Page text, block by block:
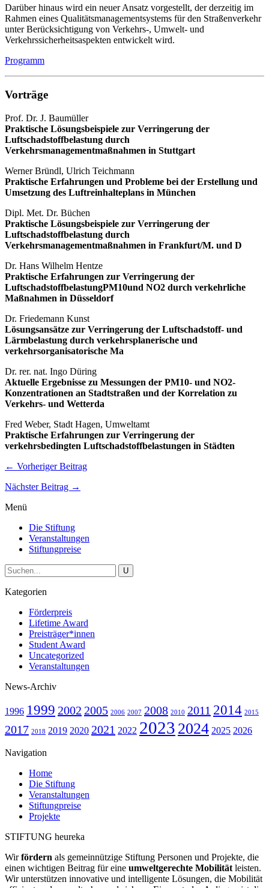
Darüber hinaus wird ein neuer Ansatz vorgestellt, der derzeitig im
Rahmen eines Qualitätsmanagementsystems für den Straßenverkehr
unter Berücksichtigung von Verkehrs-, Umwelt- und
Verkehrssicherheitsaspekten entwickelt wird.
Programm
Vorträge
Prof. Dr. J. Baumüller
Praktische Lösungsbeispiele zur Verringerung der
Luftschadstoffbelastung durch
Verkehrsmanagementmaßnahmen in Stuttgart
Werner Bründl, Ulrich Teichmann
Praktische Erfahrungen und Probleme bei der Erstellung und
Umsetzung des Luftreinhalteplans in München
Dipl. Met. Dr. Büchen
Praktische Lösungsbeispiele zur Verringerung der
Luftschadstoffbelastung durch
Verkehrsmanagementmaßnahmen in Frankfurt/M. und D
Dr. Hans Wilhelm Hentze
Praktische Erfahrungen zur Verringerung der
LuftschadstoffbelastungPM10und NO2 durch verkehrliche
Maßnahmen in Düsseldorf
Dr. Friedemann Kunst
Lösungsansätze zur Verringerung der Luftschadstoff- und
Lärmbelastung durch verkehrsplanerische und
verkehrsorganisatorische Ma
Dr. rer. nat. Ingo Düring
Aktuelle Ergebnisse zu Messungen der PM10- und NO2-
Konzentrationen an Stadtstraßen und der Korrelation zu
Verkehrs- und Wetterda
Fred Weber, Stadt Hagen, Umweltamt
Praktische Erfahrungen zur Verringerung der
verkehrsbedingten Luftschadstoffbelastungen in Städten
← Vorheriger Beitrag
Nächster Beitrag →
Menü
Die Stiftung
Veranstaltungen
Stiftungpreise
Kategorien
Förderpreis
Lifetime Award
Preisträger*innen
Student Award
Uncategorized
Veranstaltungen
News-Archiv
1996 1999 2002 2005 2006 2007 2008 2010 2011 2014 2015
2017 2018 2019 2020 2021 2022 2023 2024 2025 2026
Navigation
Home
Die Stiftung
Veranstaltungen
Stiftungpreise
Projekte
STIFTUNG heureka
Wirfördern als gemeinnützige Stiftung Personen und Projekte, die
einen wichtigen Beitrag für eine umweltgerechte Mobilität leisten.
Wir unter­stützen innovative und intelligente Lösungen, die Mobilität